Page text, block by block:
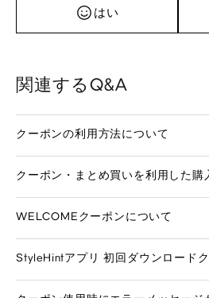
はい
関連するQ&A
クーポンの利用方法について
クーポン・まとめ買いを利用した購
WELCOMEクーポンについて
StyleHintアプリ 初回ダウンロード